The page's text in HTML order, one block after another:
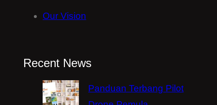
Our Vision
Recent News
Panduan Terbang Pilot